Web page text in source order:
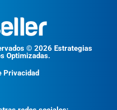
© 2026 Estrategias
Optimizadas.
Privacidad